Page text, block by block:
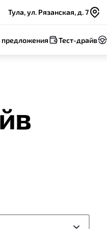
Тула, ул. Рязанская, д. 7
Тест-драйв